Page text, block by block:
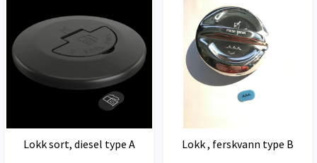
Lokk sort, diesel type A Lokk , ferskvann type B